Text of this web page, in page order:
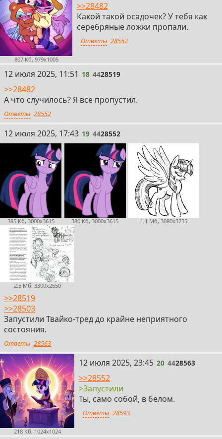
807 Кб, 979x1005
>>28482
Какой такой осадочек? У тебя как
серебряные ложки пропали.
Ответы 28552
18
12 июля 2025, 11:51 18 4428519
>>28482
А что случилось? Я все пропустил.
Ответы 28552
19
12 июля 2025, 17:43 19 4428552
385 Кб, 3000x3615 380 Кб, 3000x3615 1,1 Мб, 3080x3235
2,5 Мб, 3300x2550
>>28519
>>28503
Запустили Твайко-тред до крайне неприятного
состояния.
Ответы 28563
218 Кб, 1024x1024
20
12 июля 2025, 23:45 20 4428563
>>28552
>Запустили
Ты, само собой, в белом.
Ответы 28593